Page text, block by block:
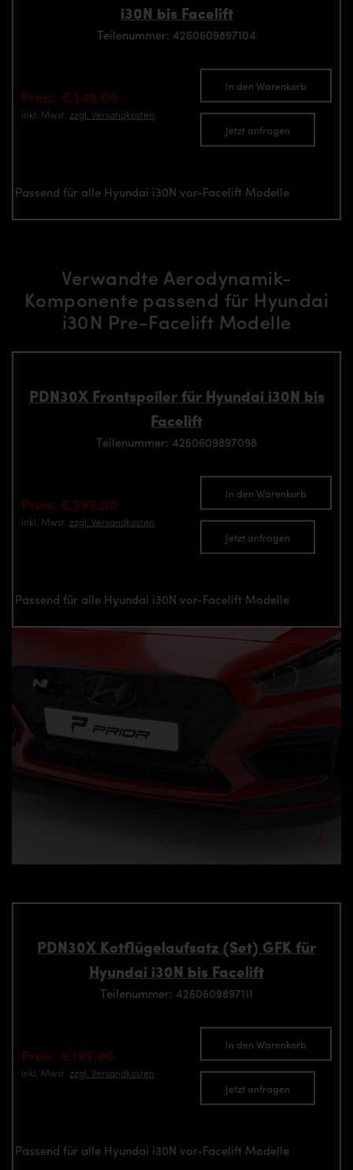
i30N bis Facelift
Teilenummer: 4260609897104
Preis: €349.00
inkl. Mwst. zzgl. Versandkosten
In den Warenkorb
Jetzt anfragen
Passend für alle Hyundai i30N vor-Facelift Modelle
Verwandte Aerodynamik-
Komponente passend für Hyundai
i30N Pre-Facelift Modelle
PDN30X Frontspoiler für Hyundai i30N bis
Facelift
Teilenummer: 4260609897098
Preis: €399.00
inkl. Mwst. zzgl. Versandkosten
In den Warenkorb
Jetzt anfragen
Passend für alle Hyundai i30N vor-Facelift Modelle
PDN30X Kotflügelaufsatz (Set) GFK für
Hyundai i30N bis Facelift
Teilenummer: 4260609897111
Preis: €199.00
inkl. Mwst. zzgl. Versandkosten
In den Warenkorb
Jetzt anfragen
Passend für alle Hyundai i30N vor-Facelift Modelle